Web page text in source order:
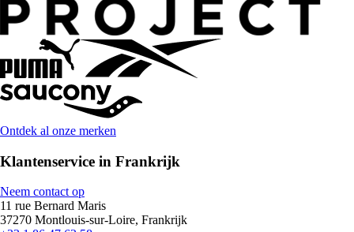
Ontdek al onze merken
Klantenservice in Frankrijk
Neem contact op
11 rue Bernard Maris
37270 Montlouis-sur-Loire, Frankrijk